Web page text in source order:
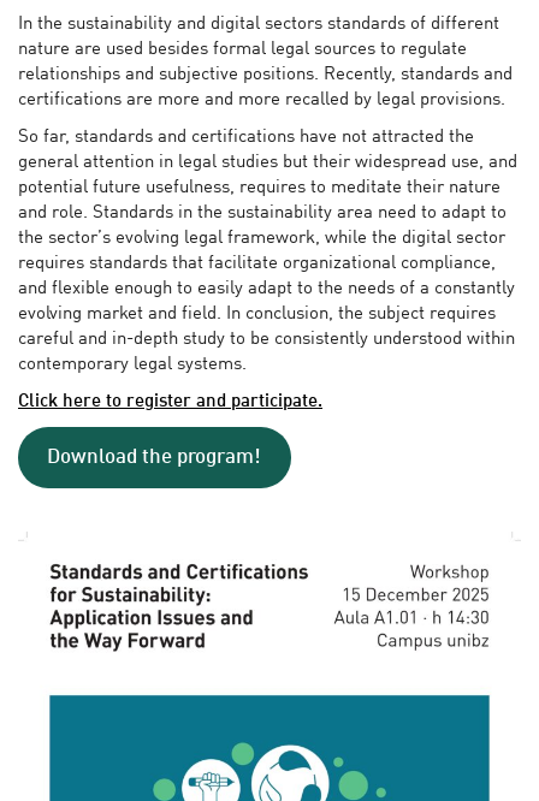
In the sustainability and digital sectors standards of different
nature are used besides formal legal sources to regulate
relationships and subjective positions. Recently, standards and
certifications are more and more recalled by legal provisions.
So far, standards and certifications have not attracted the
general attention in legal studies but their widespread use, and
potential future usefulness, requires to meditate their nature
and role. Standards in the sustainability area need to adapt to
the sector’s evolving legal framework, while the digital sector
requires standards that facilitate organizational compliance,
and flexible enough to easily adapt to the needs of a constantly
evolving market and field. In conclusion, the subject requires
careful and in-depth study to be consistently understood within
contemporary legal systems.
Click here to register and participate.
Download the program!